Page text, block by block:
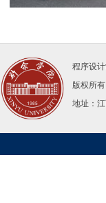
程序设
版权所
地址：